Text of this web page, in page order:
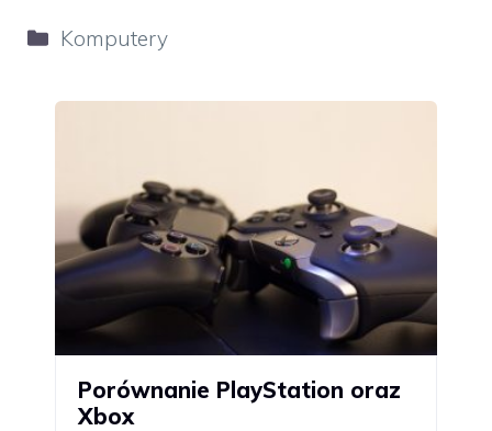
Kategorie
Komputery
Porównanie PlayStation oraz
Xbox